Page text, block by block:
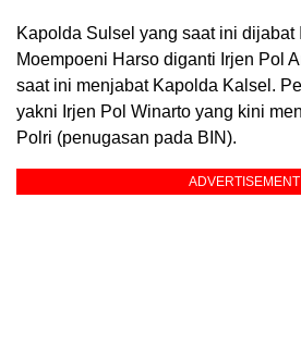
Kapolda Sulsel yang saat ini dijabat
Moempoeni Harso diganti Irjen Pol
saat ini menjabat Kapolda Kalsel.
yakni Irjen Pol Winarto yang kini
Polri (penugasan pada BIN).
ADVERTISEMENT